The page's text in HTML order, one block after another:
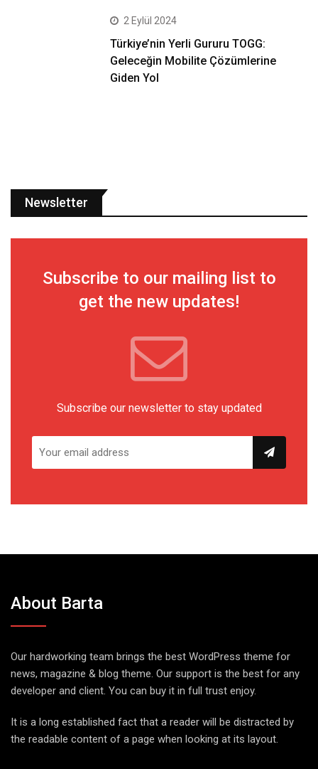
2 Eylül 2024
Türkiye’nin Yerli Gururu TOGG:
Geleceğin Mobilite Çözümlerine
Giden Yol
Newsletter
Subscribe to our mailing list to
get the new updates!
Subscribe our newsletter to stay updated
About Barta
Our hardworking team brings the best WordPress theme for
news, magazine & blog theme. Our support is the best for any
developer and client. You can buy it in full trust enjoy.
It is a long established fact that a reader will be distracted by
the readable content of a page when looking at its layout.